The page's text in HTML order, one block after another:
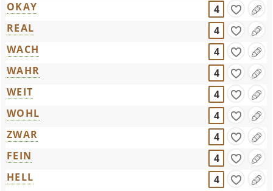
OKAY
4
REAL
4
WACH
4
WAHR
4
WEIT
4
WOHL
4
ZWAR
4
FEIN
4
HELL
4